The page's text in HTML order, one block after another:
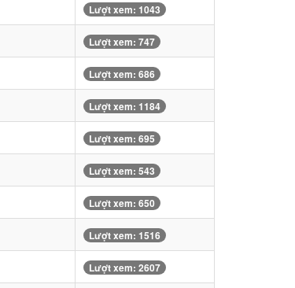
Lượt xem: 1043
Lượt xem: 747
Lượt xem: 686
Lượt xem: 1184
Lượt xem: 695
Lượt xem: 543
Lượt xem: 650
Lượt xem: 1516
Lượt xem: 2607